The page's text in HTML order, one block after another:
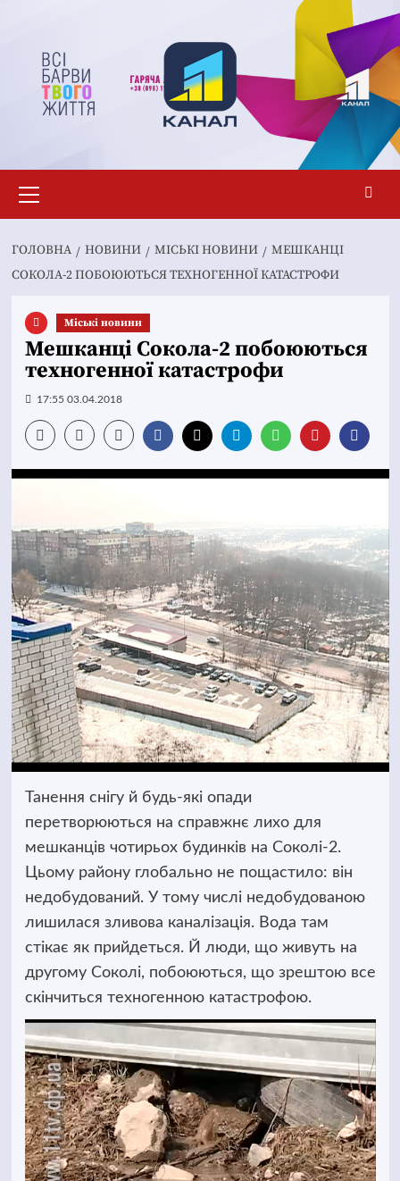
вмісту
меню
ГОЛОВНА НОВИНИ MІСЬКІ НОВИНИ
МЕШКАНЦІ
СОКОЛА-2 ПОБОЮЮТЬСЯ ТЕХНОГЕННОЇ КАТАСТРОФИ
Mіські новини
Мешканці Сокола-2 побоюються
техногенної катастрофи
17:55 03.04.2018
Танення снігу й будь-які опади
перетворюються на справжнє лихо для
мешканців чотирьох будинків на Соколі-2.
Цьому району глобально не пощастило: він
недобудований. У тому числі недобудованою
лишилася зливова каналізація. Вода там
стікає як прийдеться. Й люди, що живуть на
другому Соколі, побоюються, що зрештою все
скінчиться техногенною катастрофою.
Відеопрогравач